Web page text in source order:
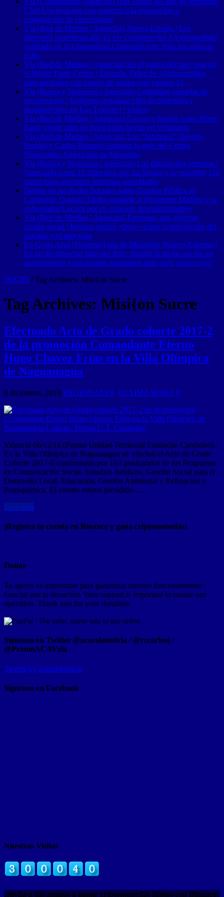
CNP Fija posición con respecto a la renovación o
reasignación de concesiones
Vía (Red de Medios | Agencias) Nueva Esparta | Los
Informa2 estuvieron allí: El 1er Congreso del Ají margariteño
realizado en la Universidad Corporativa de Sigo fue todo un
éxito
Vía (Red de Medios | Agencias) En el marco del mes rosa en
el World Trade Center | Dictarán Taller de Automaquillaje
para pacientes con cáncer de mama este viernes 14
Vía (Banca y Negocios | Agencias) Continúan jornadas de
recuperación | Gobierno actualizó cifra de fallecidos y
desaparecidos en Las Tejerías (+Video)
Vía (Red de Medios | Agencias) Covers y fusión: Luna Blues
Band veinte años de buen blues hecho en Venezuela
Vía (Red de Medios | Agencias) Los “Informa2” Beverly
Bracho y Carlos Romero visitaron la sede del Centro
Venezolano Americano de Margarita
Vía (Banca y Negocios | Agencias) Las últimas dos semanas |
Venezuela suma 18 fallecidos por las lluvias y se registran 120
municipios afectados informan autoridades
Debate en las Redes Sociales sobre Gestión Pública en
Carabobo: Octavio Táriba respalda al Presidente Maduro y al
gobernador Lacava por el «proceso descentralizador»
Vía (Red de Medios | Agencias) Empresas que generan
acción social | Intylact realizó «lives» sobre la prevención del
suicidio y el mes rosa
En Costa Azul (Porlamar) isla de Margarita (Nueva Esparta) |
En las Residencias Islas del Rey: Alquila la mejor opción en
apartamentos vacacionales equipados para vivir como reyes
INICIO / Tag Archives: Misi{on Sucre
Tag Archives: Misi{on Sucre
Efectuado Acto de Grado cohorte 2017-2
de la promoción Comandante Eterno
Hugo Chávez Frías en la Villa Olímpica
de Naguanagua
8 diciembre, 2018 REGIONALES, ULTIMA HORA 0
Valencia 06/12/18 (Prensa Unidad Territorial Fundacite Carabobo).-
En la Villa Olímpica de Naguanagua se efectuó el Acto de Grado
Cohorte 2017-II conformado por 163 graduandos de los Programas
en Comunicación Social, Estudios Jurídicos, Gestión Social para el
Desarrollo Local, Educación, Gestión Ambiental y Refinación y
Petroquímica. El evento estuvo presidido …
Leer Mas
¡Registra tu cuenta en Binance y gana criptomonedas!
Donar
Tu apoyo es importante para garantizar nuestro funcionamiento /
Gracias por tu donación. Your support is important to ensure our
operation. Thank you for your donation.
Síguenos en Twitter @acaeslanoticia / @rccarlosj /
@PromoACAVzla
Tweets by acaeslanoticia
Siguenos en Facebook
Nuestras Visitas
¡Invita a tus amigos a ganar criptomonedas juntos con Binance!